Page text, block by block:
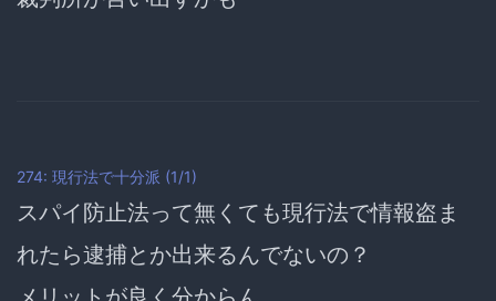
274: 現行法で十分派 (1/1)
スパイ防止法って無くても現行法で情報盗ま
れたら逮捕とか出来るんでないの？